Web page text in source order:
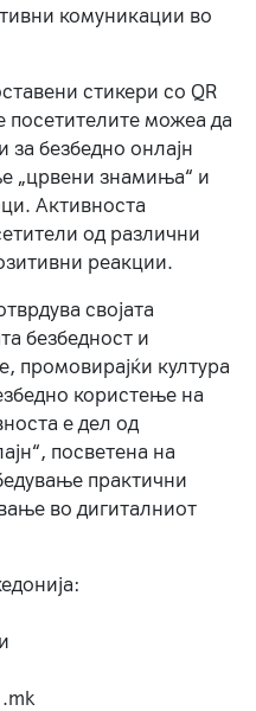
комуникации во
стикери со QR
посетителите можеа да
за безбедно онлајн
„црвени знамиња“ и
Активноста
од различни
реакции.
својата
безбедност и
промовирајќи култура
користење на
е дел од
посветена на
практични
во дигиталниот